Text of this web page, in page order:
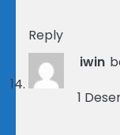
Reply
iwin
1